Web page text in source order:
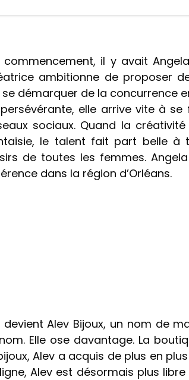
commencement, il y avait
ambitionne de proposer
se démarquer de la concurrence
elle arrive vite à
sociaux. Quand la
le talent fait part belle à
de toutes les femmes.
dans la région d’Orléans.
Alev Bijoux, un nom de
Elle ose davantage. La
Alev a acquis de plus en
Alev est désormais plus